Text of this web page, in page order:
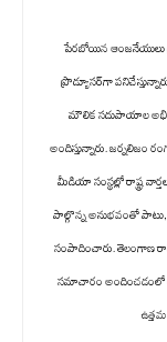
పేరబోయిన ఆంజనేయులు
ప్రొడ్యూసర్‌గా
మౌలిక సదుపాయాల
అందిస్తున్నారు. జర్నలిజం
మీడియా సంస్థల్లో రాష్ట్ర
పాల్గొన్న అనుభవంతో పాటు,
సంపాదించారు. తెలంగాణ
సమాచారం అందించడంలో
ఉత్తమ